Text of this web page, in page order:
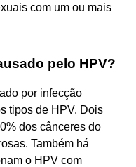
com um ou mais
pelo HPV?
por infecção
tipos de HPV. Dois
dos cânceres do
Também há
o HPV com